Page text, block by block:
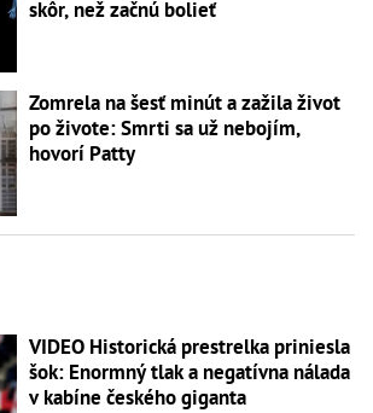
skôr, než začnú bolieť
Zomrela na šesť minút a zažila život
po živote: Smrti sa už nebojím,
hovorí Patty
VIDEO Historická prestrelka priniesla
šok: Enormný tlak a negatívna nálada
v kabíne českého giganta